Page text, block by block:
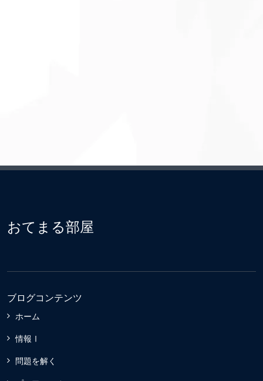
おてまる部屋
ブログコンテンツ
ホーム
情報Ⅰ
問題を解く